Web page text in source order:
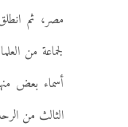
مصر، ثم
لجماعة من
أسماء بعض
الثالث من